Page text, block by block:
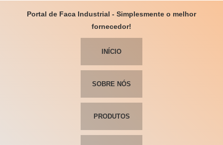
Portal de Faca Industrial - Simplesmente o melhor
fornecedor!
INÍCIO
SOBRE NÓS
PRODUTOS